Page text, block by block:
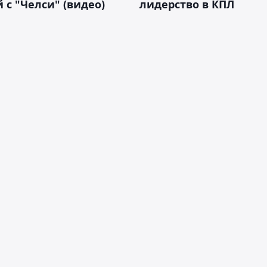
с "Челси" (видео)
лидерство в КПЛ